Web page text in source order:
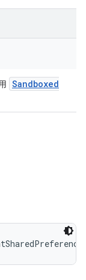
Sandboxed